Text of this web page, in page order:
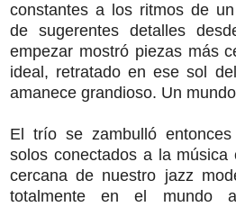
constantes a los ritmos de
de sugerentes detalles
empezar mostró piezas más
ideal, retratado en ese sol
amanece grandioso. Un
El trío se zambulló
solos conectados a la música
cercana de nuestro jazz
totalmente en el mundo